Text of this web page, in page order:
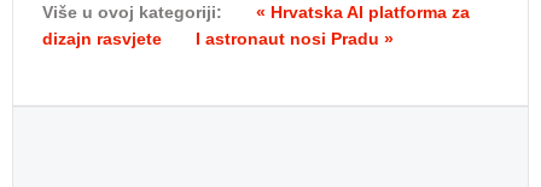
Više u ovoj kategoriji:
« Hrvatska AI platforma za
dizajn rasvjete
I astronaut nosi Pradu »